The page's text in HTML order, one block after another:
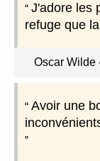
J'adore les
refuge que
Oscar Wilde
Avoir une